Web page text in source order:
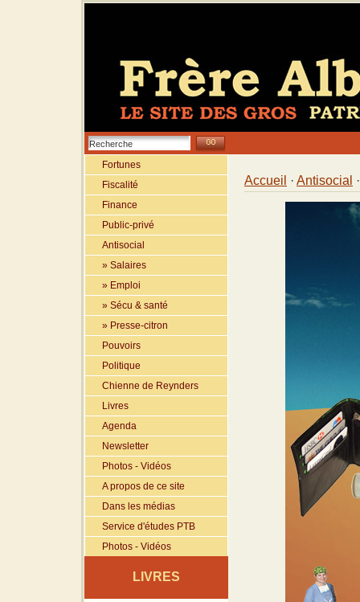
Fortunes
Fiscalité
Finance
Public-privé
Antisocial
» Salaires
» Emploi
» Sécu & santé
» Presse-citron
Pouvoirs
Politique
Chienne de Reynders
Livres
Agenda
Newsletter
Photos - Vidéos
A propos de ce site
Dans les médias
Service d'études PTB
Photos - Vidéos
LIVRES
Accueil · Antisocial